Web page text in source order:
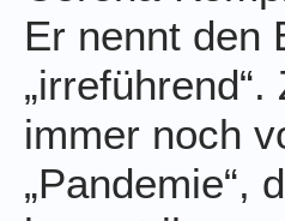
Er nennt den
immer noch
„Pandemie“,